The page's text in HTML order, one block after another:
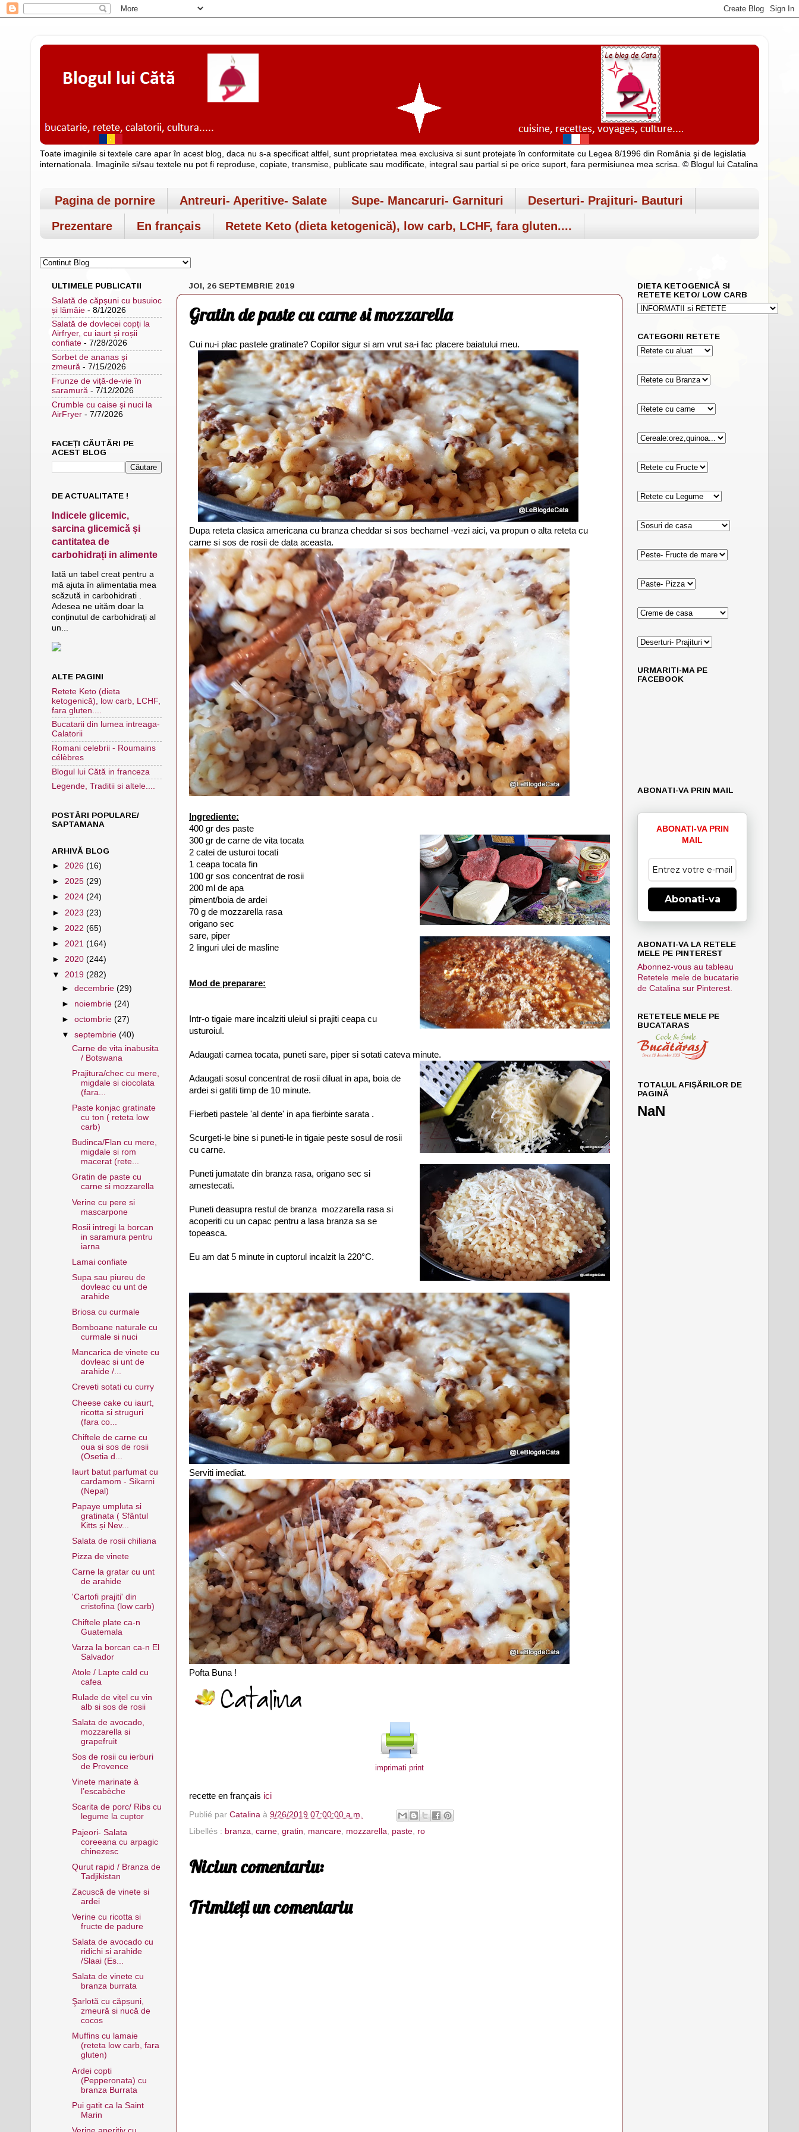
Toate imaginile si textele care apar în acest blog, daca nu s-a specificat altfel, sunt proprietatea mea exclusiva si sunt protejate în conformitate cu Legea 8/1996 din România şi de legislatia
internationala. Imaginile si/sau textele nu pot fi reproduse, copiate, transmise, publicate sau modificate, integral sau partial si pe orice suport, fara permisiunea mea scrisa. © Blogul lui Catalina
Pagina de pornire Antreuri- Aperitive- Salate Supe- Mancaruri- Garnituri
Deserturi- Prajituri- Bauturi
Prezentare
En français Retete Keto (dieta ketogenică), low carb, LCHF, fara gluten....
JOI, 26 SEPTEMBRIE 2019
Gratin de paste cu carne si mozzarella
Cui nu-i plac pastele gratinate? Copiilor sigur si am vrut sa-i fac placere baiatului meu.
Dupa reteta clasica americana cu branza cheddar si sos bechamel -vezi aici, va propun o alta reteta cu
carne si sos de rosii de data aceasta.
Ingrediente:
400 gr des paste
300 gr de carne de vita tocata
2 catei de usturoi tocati
1 ceapa tocata fin
100 gr sos concentrat de rosii
200 ml de apa
piment/boia de ardei
70 g de mozzarella rasa
origano sec
sare, piper
2 linguri ulei de masline
Mod de preparare:
Intr-o tigaie mare incalziti uleiul si prajiti ceapa cu
usturoiul.
Adaugati carnea tocata, puneti sare, piper si sotati cateva minute.
Adaugati sosul concentrat de rosii diluat in apa, boia de
ardei si gatiti timp de 10 minute.
Fierbeti pastele 'al dente' in apa fierbinte sarata .
Scurgeti-le bine si puneti-le in tigaie peste sosul de rosii
cu carne.
Puneti jumatate din branza rasa, origano sec si
amestecati.
Puneti deasupra restul de branza mozzarella rasa si
acoperiti cu un capac pentru a lasa branza sa se
topeasca.
Eu am dat 5 minute in cuptorul incalzit la 220°C.
Serviti imediat.
Pofta Buna !
imprimati print
recette en français ici
Publié par Catalina à 9/26/2019 07:00:00 a.m.
Libellés : branza, carne, gratin, mancare, mozzarella, paste, ro
Niciun comentariu:
Trimiteți un comentariu
ULTIMELE PUBLICATII
Salată de căpșuni cu busuioc
și lămâie - 8/1/2026
Salată de dovlecei copți la
Airfryer, cu iaurt și roșii
confiate - 7/28/2026
Sorbet de ananas și
zmeură - 7/15/2026
Frunze de viță-de-vie în
saramură - 7/12/2026
Crumble cu caise și nuci la
AirFryer - 7/7/2026
FACEȚI CĂUTĂRI PE
ACEST BLOG
DE ACTUALITATE !
Indicele glicemic,
sarcina glicemică și
cantitatea de
carbohidrați in alimente
Iată un tabel creat pentru a
mă ajuta în alimentatia mea
scăzută in carbohidrati .
Adesea ne uităm doar la
conținutul de carbohidrați al
un...
ALTE PAGINI
Retete Keto (dieta
ketogenică), low carb, LCHF,
fara gluten....
Bucatarii din lumea intreaga-
Calatorii
Romani celebrii - Roumains
célèbres
Blogul lui Cătă in franceza
Legende, Traditii si altele....
POSTĂRI POPULARE/
SAPTAMANA
ARHIVĂ BLOG
► 2026 (16)
► 2025 (29)
► 2024 (24)
► 2023 (23)
► 2022 (65)
► 2021 (164)
► 2020 (244)
▼ 2019 (282)
►decembrie(29)
► noiembrie(24)
►octombrie(27)
▼septembrie(40)
Carne de vita inabusita
/ Botswana
Prajitura/chec cu mere,
migdale si ciocolata
(fara...
Paste konjac gratinate
cu ton ( reteta low
carb)
Budinca/Flan cu mere,
migdale si rom
macerat (rete...
Gratin de paste cu
carne si mozzarella
Verine cu pere si
mascarpone
Rosii intregi la borcan
in saramura pentru
iarna
Lamai confiate
Supa sau piureu de
dovleac cu unt de
arahide
Briosa cu curmale
Bomboane naturale cu
curmale si nuci
Mancarica de vinete cu
dovleac si unt de
arahide /...
Creveti sotati cu curry
Cheese cake cu iaurt,
ricotta si struguri
(fara co...
Chiftele de carne cu
oua si sos de rosii
(Osetia d...
Iaurt batut parfumat cu
cardamom - Sikarni
(Nepal)
Papaye umpluta si
gratinata ( Sfântul
Kitts și Nev...
Salata de rosii chiliana
Pizza de vinete
Carne la gratar cu unt
de arahide
'Cartofi prajiti' din
cristofina (low carb)
Chiftele plate ca-n
Guatemala
Varza la borcan ca-n El
Salvador
Atole / Lapte cald cu
cafea
Rulade de vițel cu vin
alb si sos de rosii
Salata de avocado,
mozzarella si
grapefruit
Sos de rosii cu ierburi
de Provence
Vinete marinate à
l’escabèche
Scarita de porc/ Ribs cu
legume la cuptor
Pajeori- Salata
coreeana cu arpagic
chinezesc
Qurut rapid / Branza de
Tadjikistan
Zacuscă de vinete si
ardei
Verine cu ricotta si
fructe de padure
Salata de avocado cu
ridichi si arahide
/Slaai (Es...
Salata de vinete cu
branza burrata
Şarlotă cu căpșuni,
zmeură si nucă de
cocos
Muffins cu lamaie
(reteta low carb, fara
gluten)
Ardei copti
(Pepperonata) cu
branza Burrata
Pui gatit ca la Saint
Marin
DIETA KETOGENICĂ SI
RETETE KETO/ LOW CARB
CATEGORII RETETE
URMARITI-MA PE
FACEBOOK
ABONATI-VA PRIN MAIL
ABONATI-VA PRIN
MAIL
Abonati-va
ABONATI-VA LA RETELE
MELE PE PINTEREST
Abonnez-vous au tableau
Retetele mele de bucatarie
de Catalina sur Pinterest.
RETETELE MELE PE
BUCATARAS
TOTALUL AFIȘĂRILOR DE
PAGINĂ
NaN